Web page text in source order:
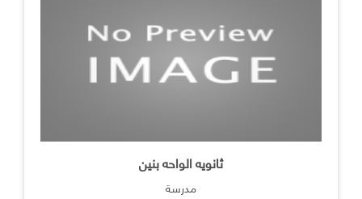
ثانويه الواحه بنين
مدرسة